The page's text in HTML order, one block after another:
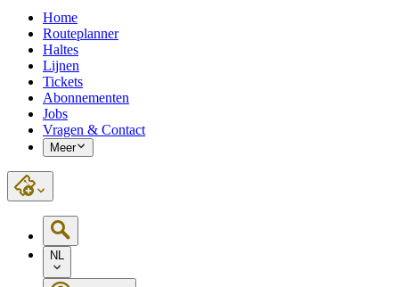
Home
Routeplanner
Haltes
Lijnen
Tickets
Abonnementen
Jobs
Vragen & Contact
Meer
NL